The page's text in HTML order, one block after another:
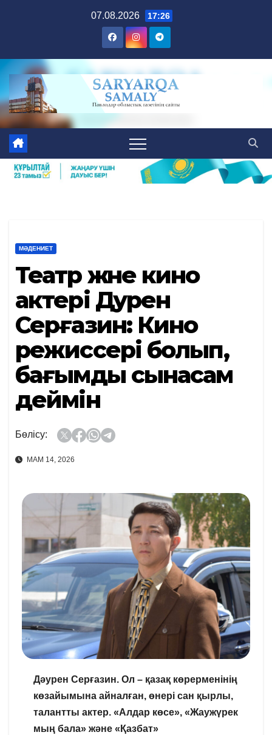
07.08.2026 17:26
МӘДЕНИЕТ
Театр және кино
актері Дәурен
Серғазин: Кино
режиссері болып,
бағымды сынасам
деймін
Бөлісу:
МАМ 14, 2026
Дәурен Серғазин. Ол – қазақ көрерменінің
көзайымына айналған, өнері сан қырлы,
талантты актер. «Алдар көсе», «Жаужүрек
мың бала» және «Қазбат»